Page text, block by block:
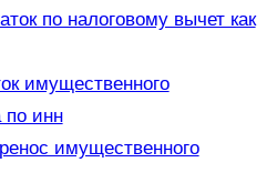
по налоговому вычет как
имущественного
по инн
имущественного